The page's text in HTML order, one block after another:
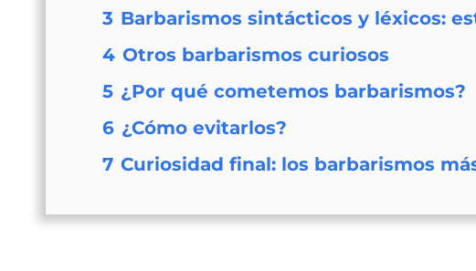
3 Barbarismos sintácticos y léxicos:
4 Otros barbarismos curiosos
5 ¿Por qué cometemos barbarismos?
6 ¿Cómo evitarlos?
7 Curiosidad final: los barbarismos